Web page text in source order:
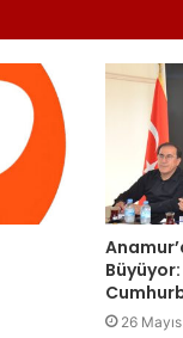
26